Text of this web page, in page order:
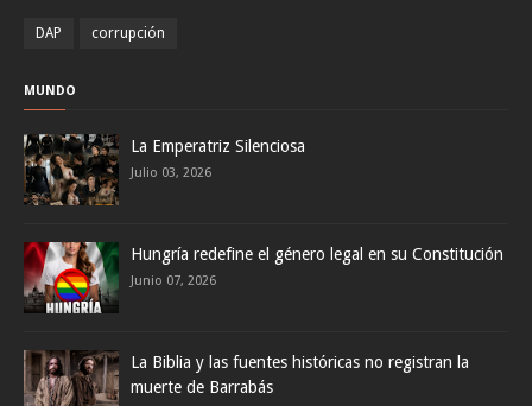
DAP corrupción
MUNDO
La Emperatriz Silenciosa
Julio 03, 2026
Hungría redefine el género legal en su Constitución
Junio 07, 2026
La Biblia y las fuentes históricas no registran la
muerte de Barrabás